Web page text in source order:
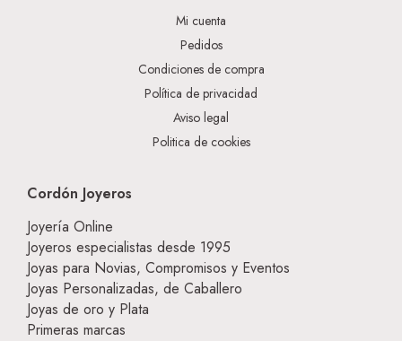
Mi cuenta
Pedidos
Condiciones de compra
Política de privacidad
Aviso legal
Politica de cookies
Cordón Joyeros
Joyería Online
Joyeros especialistas desde 1995
Joyas para Novias, Compromisos y Eventos
Joyas Personalizadas, de Caballero
Joyas de oro y Plata
Primeras marcas